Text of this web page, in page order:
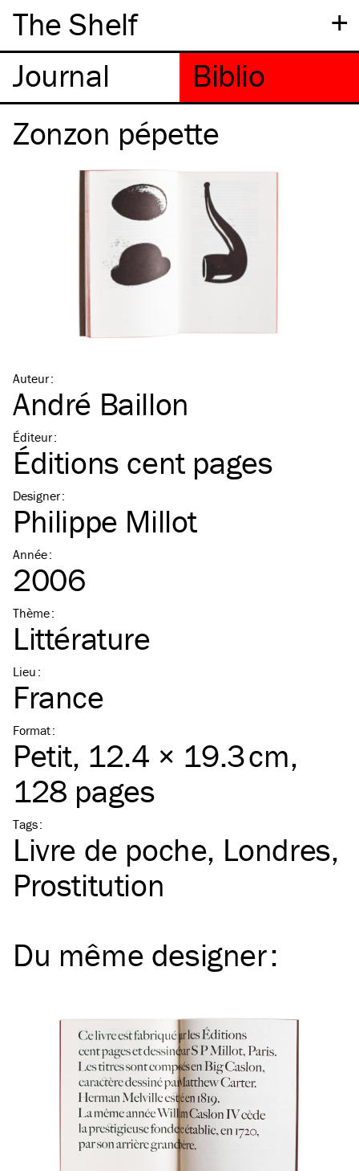
+
The Shelf
Zonzon pépette
Auteur:
André Baillon
Éditeur:
Éditions cent pages
Designer:
Philippe Millot
Année:
2006
Thème:
Littérature
Lieu :
France
Format:
Petit, 12.4 × 19.3 cm,
128 pages
Tags:
Livre de poche Londres
Prostitution
Du même designer: